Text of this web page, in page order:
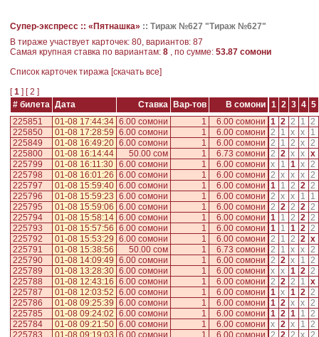
Супер-экспресс :: «Пятнашка» :: Тираж №627 "Тираж №627"
В тираже участвует карточек: 80, вариантов: 87
Самая крупная ставка по вариантам: 8 , по сумме: 53.87 сомони
Cписок карточек тиража [скачать все]
[1 ] [2 ]
# билета Дата Ставка Вар-тов В сомони 1 2 3 4 5
225851
01-08 17:44:34 6.00 сомони 1 6.00 сомони 1 2 2 1 2
225850
01-08 17:28:59 6.00 сомони 1 6.00 сомони 2 1 x x
1
225849
01-08 16:49:20 6.00 сомони 1 6.00 сомони 2 1 2 x 2
225800
01-08 16:14:44 50.00 сом 1 6.73 сомони 2 2 x x x
225799
01-08 16:11:30 6.00 сомони 1 6.00 сомони x 1 1 x 2
225798
01-08 16:01:26 6.00 сомони 1 6.00 сомони 2 x x x 2
225797
01-08 15:59:40 6.00 сомони 1 6.00 сомони 1 1 2 2 2
225796
01-08 15:59:23 6.00 сомони 1 6.00 сомони 2 x x 1
1
225795
01-08 15:59:06 6.00 сомони 1 6.00 сомони 2 2 2 2 2
225794
01-08 15:58:14 6.00 сомони 1 6.00 сомони 1 1 2 2 2
225793
01-08 15:57:56 6.00 сомони 1 6.00 сомони 1 1 1 2 2
225792
01-08 15:53:29 6.00 сомони 1 6.00 сомони 2 1 2 2 x
225791
01-08 15:38:56 50.00 сом 1 6.73 сомони 2 1 x x 2
225790
01-08 14:09:49 6.00 сомони 1 6.00 сомони 2 2 x 1 2
225789
01-08 13:28:30 6.00 сомони 1 6.00 сомони x x 1 2 2
225788
01-08 12:43:16 6.00 сомони 1 6.00 сомони 2 2 2 1 x
225787
01-08 12:03:52 6.00 сомони 1 6.00 сомони 1 x 1 2 2
225786
01-08 09:25:39 6.00 сомони 1 6.00 сомони 1 2 x x 2
225785
01-08 09:24:02 6.00 сомони 1 6.00 сомони 1 2 1 1 2
225784
01-08 09:21:50 6.00 сомони 1 6.00 сомони x 2 x 1 2
225783
01-08 09:19:03 6.00 сомони 1 6.00 сомони 2 2 2 x 2